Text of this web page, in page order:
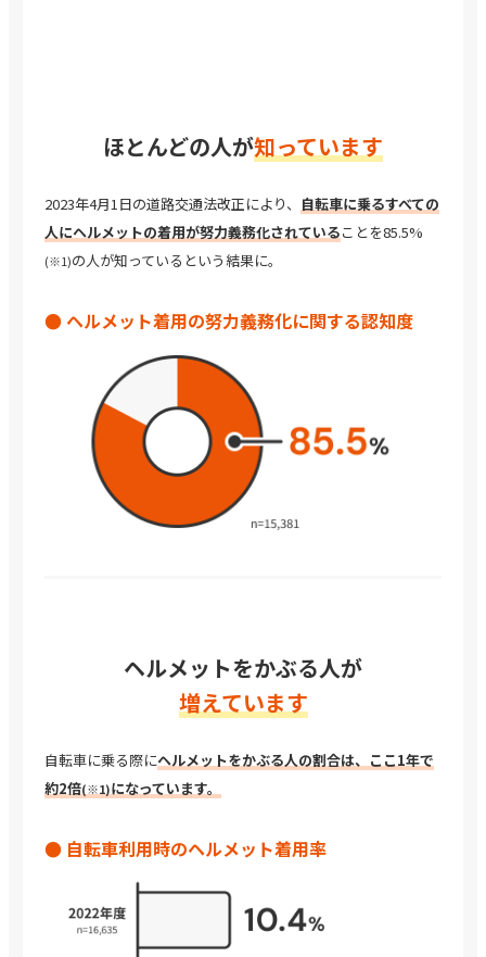
ほとんどの人が知っています
2023年4月1日の道路交通法改正により、 自転車に乗るすべての
人にヘルメットの着用が努力義務化されていることを85.5%
(※1)の人が知っているという結果に。
● ヘルメット着用の努力義務化に関する認知度
ヘルメットをかぶる人が
増えています
自転車に乗る際にヘルメットをかぶる人の割合は、 ここ1年で
約2倍(※1)になっています。
● 自転車利用時のヘルメット着用率